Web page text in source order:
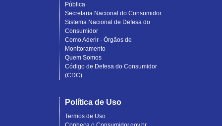
Pública
Secretaria Nacional do Consumidor
Sistema Nacional de Defesa do
Consumidor
Como Aderir - Órgãos de
Monitoramento
Quem Somos
Código de Defesa do Consumidor
(CDC)
Política de Uso
Termos de Uso